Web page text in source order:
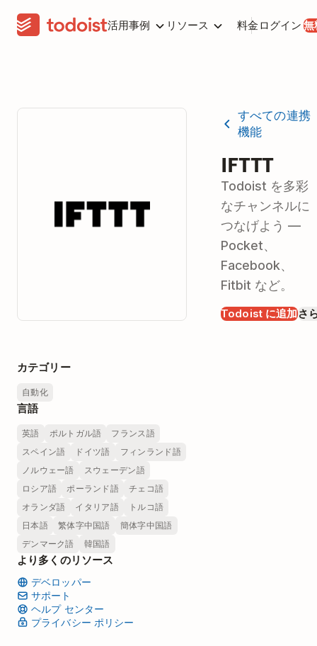
活用事例 リソース 料金 ログイン 無
すべての連携
機能
IFTTT
Todoist を多彩
なチャンネルに
つなげよう —
Pocket、
Facebook、
Fitbit など。
Todoist に追加さ
カテゴリー
自動化
言語
英語 ポルトガル語
フランス語
スペイン語
ドイツ語
フィンランド語
ノルウェー語
スウェーデン語
ロシア語
ポーランド語
チェコ語
オランダ語
イタリア語
トルコ語
日本語
繁体字中国語
簡体字中国語
デンマーク語
韓国語
より多くのリソース
デベロッパー
サポート
ヘルプ センター
プライバシー ポリシー